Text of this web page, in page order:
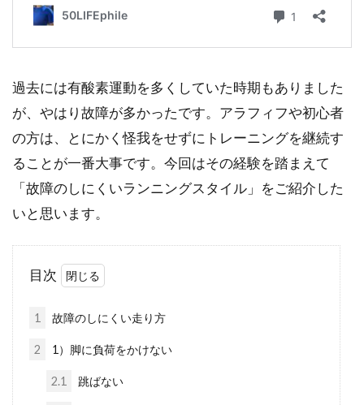
過去には有酸素運動を多くしていた時期もありました
が、やはり故障が多かったです。アラフィフや初心者
の方は、とにかく怪我をせずにトレーニングを継続す
ることが一番大事です。今回はその経験を踏まえて
「故障のしにくいランニングスタイル」をご紹介した
いと思います。
目次
1 故障のしにくい走り方
2 1）脚に負荷をかけない
2.1 跳ばない